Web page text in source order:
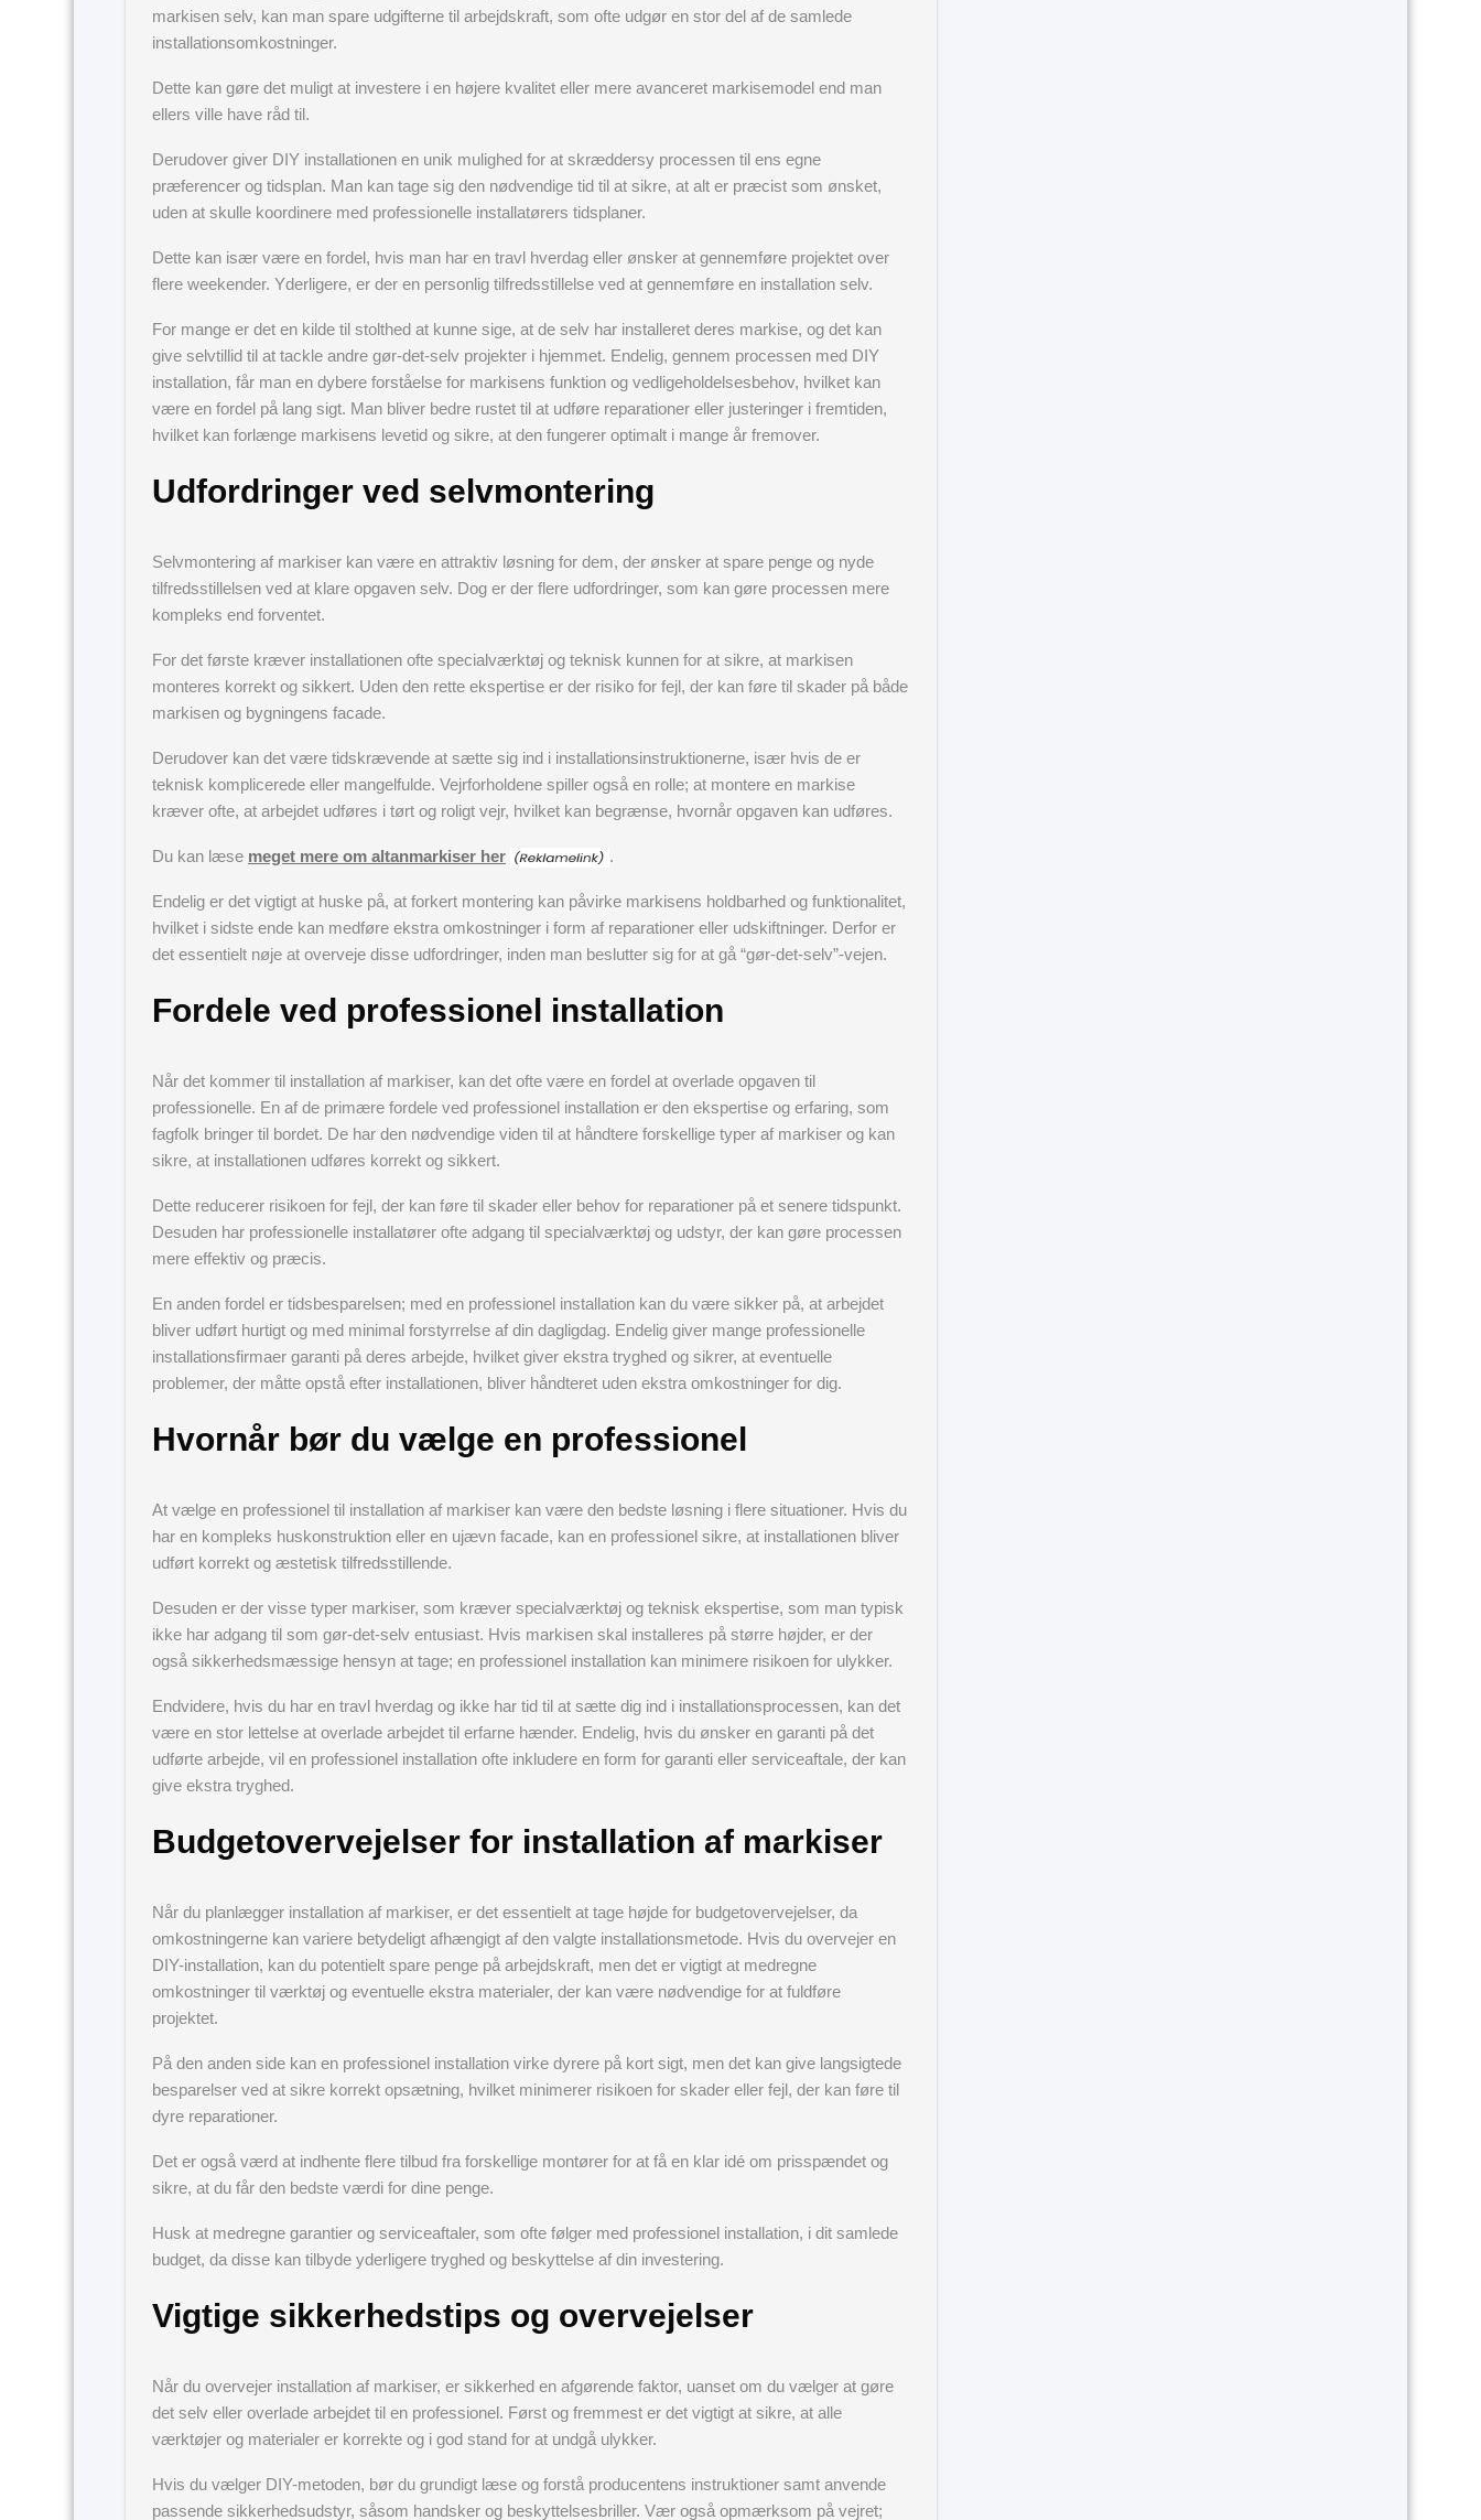
markisen selv, kan man spare udgifterne til arbejdskraft, som ofte udgør en stor del af de samlede
installationsomkostninger.
Dette kan gøre det muligt at investere i en højere kvalitet eller mere avanceret markisemodel end man
ellers ville have råd til.
Derudover giver DIY installationen en unik mulighed for at skræddersy processen til ens egne
præferencer og tidsplan. Man kan tage sig den nødvendige tid til at sikre, at alt er præcist som ønsket,
uden at skulle koordinere med professionelle installatørers tidsplaner.
Dette kan især være en fordel, hvis man har en travl hverdag eller ønsker at gennemføre projektet over
flere weekender. Yderligere, er der en personlig tilfredsstillelse ved at gennemføre en installation selv.
For mange er det en kilde til stolthed at kunne sige, at de selv har installeret deres markise, og det kan
give selvtillid til at tackle andre gør-det-selv projekter i hjemmet. Endelig, gennem processen med DIY
installation, får man en dybere forståelse for markisens funktion og vedligeholdelsesbehov, hvilket kan
være en fordel på lang sigt. Man bliver bedre rustet til at udføre reparationer eller justeringer i fremtiden,
hvilket kan forlænge markisens levetid og sikre, at den fungerer optimalt i mange år fremover.
Udfordringer ved selvmontering
Selvmontering af markiser kan være en attraktiv løsning for dem, der ønsker at spare penge og nyde
tilfredsstillelsen ved at klare opgaven selv. Dog er der flere udfordringer, som kan gøre processen mere
kompleks end forventet.
For det første kræver installationen ofte specialværktøj og teknisk kunnen for at sikre, at markisen
monteres korrekt og sikkert. Uden den rette ekspertise er der risiko for fejl, der kan føre til skader på både
markisen og bygningens facade.
Derudover kan det være tidskrævende at sætte sig ind i installationsinstruktionerne, især hvis de er
teknisk komplicerede eller mangelfulde. Vejrforholdene spiller også en rolle; at montere en markise
kræver ofte, at arbejdet udføres i tørt og roligt vejr, hvilket kan begrænse, hvornår opgaven kan udføres.
Du kan læse meget mere om altanmarkiser her .
Endelig er det vigtigt at huske på, at forkert montering kan påvirke markisens holdbarhed og funktionalitet,
hvilket i sidste ende kan medføre ekstra omkostninger i form af reparationer eller udskiftninger. Derfor er
det essentielt nøje at overveje disse udfordringer, inden man beslutter sig for at gå “gør-det-selv”-vejen.
Fordele ved professionel installation
Når det kommer til installation af markiser, kan det ofte være en fordel at overlade opgaven til
professionelle. En af de primære fordele ved professionel installation er den ekspertise og erfaring, som
fagfolk bringer til bordet. De har den nødvendige viden til at håndtere forskellige typer af markiser og kan
sikre, at installationen udføres korrekt og sikkert.
Dette reducerer risikoen for fejl, der kan føre til skader eller behov for reparationer på et senere tidspunkt.
Desuden har professionelle installatører ofte adgang til specialværktøj og udstyr, der kan gøre processen
mere effektiv og præcis.
En anden fordel er tidsbesparelsen; med en professionel installation kan du være sikker på, at arbejdet
bliver udført hurtigt og med minimal forstyrrelse af din dagligdag. Endelig giver mange professionelle
installationsfirmaer garanti på deres arbejde, hvilket giver ekstra tryghed og sikrer, at eventuelle
problemer, der måtte opstå efter installationen, bliver håndteret uden ekstra omkostninger for dig.
Hvornår bør du vælge en professionel
At vælge en professionel til installation af markiser kan være den bedste løsning i flere situationer. Hvis du
har en kompleks huskonstruktion eller en ujævn facade, kan en professionel sikre, at installationen bliver
udført korrekt og æstetisk tilfredsstillende.
Desuden er der visse typer markiser, som kræver specialværktøj og teknisk ekspertise, som man typisk
ikke har adgang til som gør-det-selv entusiast. Hvis markisen skal installeres på større højder, er der
også sikkerhedsmæssige hensyn at tage; en professionel installation kan minimere risikoen for ulykker.
Endvidere, hvis du har en travl hverdag og ikke har tid til at sætte dig ind i installationsprocessen, kan det
være en stor lettelse at overlade arbejdet til erfarne hænder. Endelig, hvis du ønsker en garanti på det
udførte arbejde, vil en professionel installation ofte inkludere en form for garanti eller serviceaftale, der kan
give ekstra tryghed.
Budgetovervejelser for installation af markiser
Når du planlægger installation af markiser, er det essentielt at tage højde for budgetovervejelser, da
omkostningerne kan variere betydeligt afhængigt af den valgte installationsmetode. Hvis du overvejer en
DIY-installation, kan du potentielt spare penge på arbejdskraft, men det er vigtigt at medregne
omkostninger til værktøj og eventuelle ekstra materialer, der kan være nødvendige for at fuldføre
projektet.
På den anden side kan en professionel installation virke dyrere på kort sigt, men det kan give langsigtede
besparelser ved at sikre korrekt opsætning, hvilket minimerer risikoen for skader eller fejl, der kan føre til
dyre reparationer.
Det er også værd at indhente flere tilbud fra forskellige montører for at få en klar idé om prisspændet og
sikre, at du får den bedste værdi for dine penge.
Husk at medregne garantier og serviceaftaler, som ofte følger med professionel installation, i dit samlede
budget, da disse kan tilbyde yderligere tryghed og beskyttelse af din investering.
Vigtige sikkerhedstips og overvejelser
Når du overvejer installation af markiser, er sikkerhed en afgørende faktor, uanset om du vælger at gøre
det selv eller overlade arbejdet til en professionel. Først og fremmest er det vigtigt at sikre, at alle
værktøjer og materialer er korrekte og i god stand for at undgå ulykker.
Hvis du vælger DIY-metoden, bør du grundigt læse og forstå producentens instruktioner samt anvende
passende sikkerhedsudstyr, såsom handsker og beskyttelsesbriller. Vær også opmærksom på vejret;